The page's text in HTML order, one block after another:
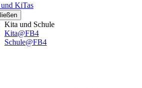
KiTas
Kita und Schule
Kita@FB4
Schule@FB4